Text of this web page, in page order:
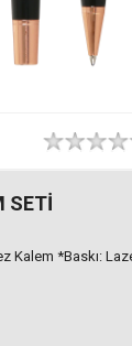
SETİ
Kalem *Baskı: